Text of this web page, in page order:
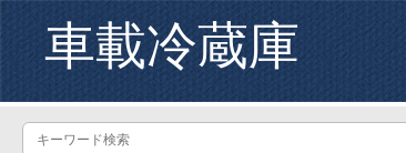
車載冷蔵庫